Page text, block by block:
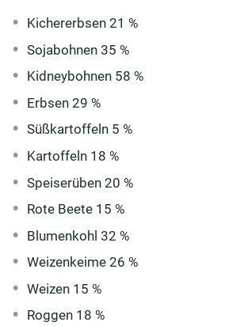
Kichererbsen 21 %
Sojabohnen 35 %
Kidneybohnen 58 %
Erbsen 29 %
Süßkartoffeln 5 %
Kartoffeln 18 %
Speiserüben 20 %
Rote Beete 15 %
Blumenkohl 32 %
Weizenkeime 26 %
Weizen 15 %
Roggen 18 %